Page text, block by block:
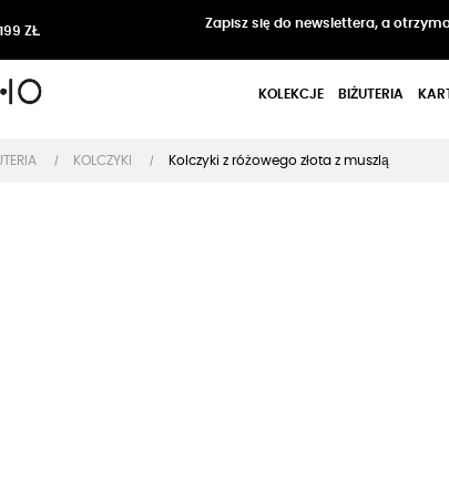
ZŁ
Zapisz się do newslettera, a
KOLEKCJE BIŻUTERIA
KOLCZYKI Kolczyki z różowego złota z muszlą